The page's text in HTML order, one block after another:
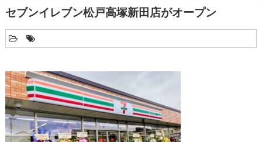
セブンイレブン松戸高塚新田店がオープン